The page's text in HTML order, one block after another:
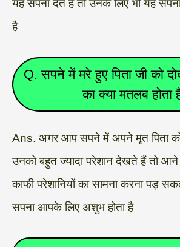
यह सपना देते हैं तो उनके लिए भी यह सपना
है
Q. सपने में मरे हुए पिता जी को
का क्या मतलब होता
Ans. अगर आप सपने में अपने मृत पिता
उनको बहुत ज्यादा परेशान देखते हैं तो
काफी परेशानियों का सामना करना पड़
सपना आपके लिए अशुभ होता है